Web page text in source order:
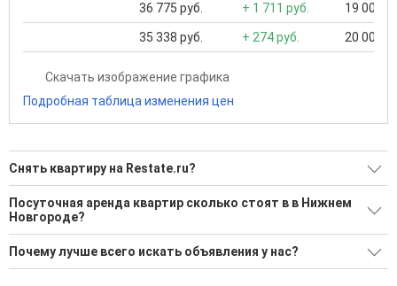
36 775 руб. + 1 711 руб. 19 000
35 338 руб. + 274 руб. 20 000
Скачать изображение графика
Подробная таблица изменения цен
Снять квартиру на Restate.ru?
551 актуальное и проверенное объявление
Воспользуйтесь нашим поиском по новостройкам, для
подбора подходящего вам варианта
Посуточная аренда квартир сколько стоят в в Нижнем
Новгороде?
Средняя площадь: 45.20 кв.м.
Почему лучше всего искать объявления у нас?